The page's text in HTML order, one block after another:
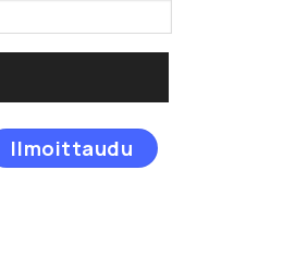
Ilmoittaudu
Tällä